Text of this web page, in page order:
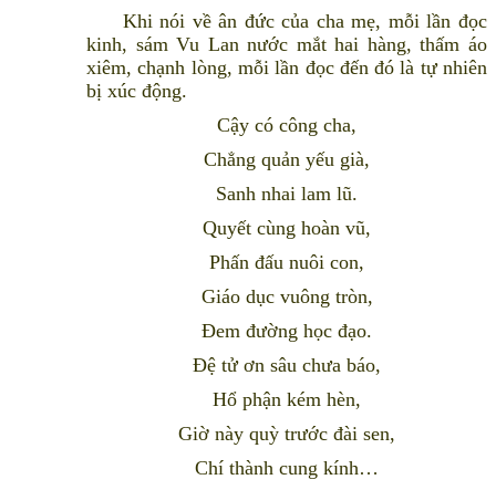
Khi nói về ân đức của cha mẹ, mỗi lần đọc
kinh, sám Vu Lan nước mắt hai hàng, thấm áo
xiêm, chạnh lòng, mỗi lần đọc đến đó là tự nhiên
bị xúc động.
Cậy có công cha,
Chẳng quản yếu già,
Sanh nhai lam lũ.
Quyết cùng hoàn vũ,
Phấn đấu nuôi con,
Giáo dục vuông tròn,
Ðem đường học đạo.
Ðệ tử ơn sâu chưa báo,
Hổ phận kém hèn,
Giờ này quỳ trước đài sen,
Chí thành cung kính…